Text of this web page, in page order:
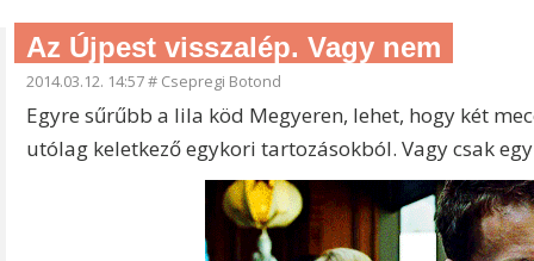
Az Újpest visszalép. Vagy nem
2014.03.12. 14:57# Csepregi Botond
Egyre sűrűbb a lila köd Megyeren, lehet, hogy két
utólag keletkező egykori tartozásokból. Vagy csak